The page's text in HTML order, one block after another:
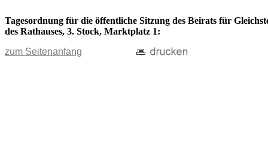
Tagesordnung für die öffentliche Sitzung des Beirats für
des Rathauses, 3. Stock, Marktplatz 1:
zum Seitenanfang